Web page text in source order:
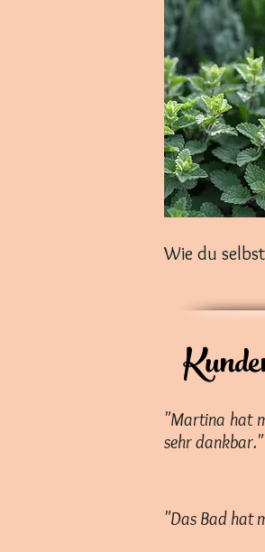
Wie du selbst
"Martina hat
sehr dankbar."
"Das Bad hat